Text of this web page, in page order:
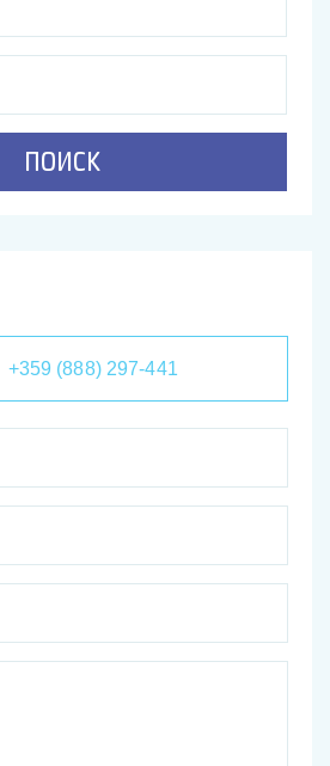
ПОИСК
+359 (888) 297-441